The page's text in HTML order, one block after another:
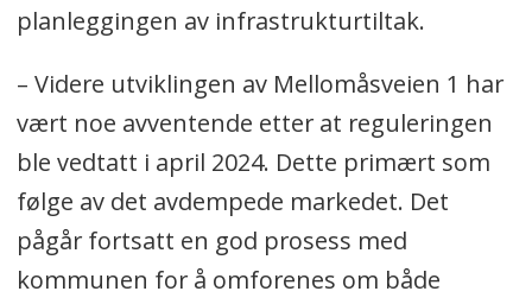
planleggingen av infrastrukturtiltak.
– Videre utviklingen av Mellomåsveien 1 har
vært noe avventende etter at reguleringen
ble vedtatt i april 2024. Dette primært som
følge av det avdempede markedet. Det
pågår fortsatt en god prosess med
kommunen for å omforenes om både